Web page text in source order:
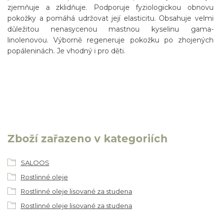
zjemňuje a zklidňuje. Podporuje fyziologickou obnovu
pokožky a pomáhá udržovat její elasticitu. Obsahuje velmi
důležitou nenasycenou mastnou kyselinu gama-
linolenovou. Výborně regeneruje pokožku po zhojených
popáleninách. Je vhodný i pro děti.
Zboží zařazeno v kategoriích
SALOOS
Rostlinné oleje
Rostlinné oleje lisované za studena
Rostlinné oleje lisované za studena